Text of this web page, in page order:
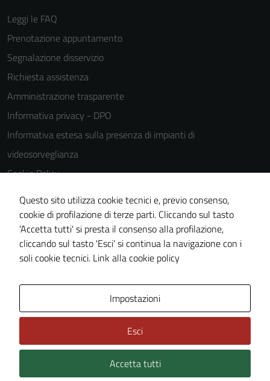
Leggi le FAQ
Prenotazione appuntamento
Segnalazione disservizio
Richiesta assistenza
Amministrazione trasparente
Informativa privacy - DPO
Informativa estesa sulla presenza di impianti di
videosorveglianza
Cookie Policy
Note legali
Dichiarazione di accessibilità
Piano di miglioramento del sito
Statistiche sito web
Technical Design s.r.l.
Questo sito utilizza cookie tecnici e, previo consenso,
cookie di profilazione di terze parti. Cliccando sul tasto
'Accetta tutti' si presta il consenso alla profilazione,
cliccando sul tasto 'Esci' si continua la navigazione con i
soli cookie tecnici. Link alla cookie policy
Impostazioni
Esci
Accetta tutti